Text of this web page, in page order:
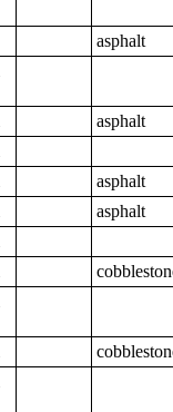
asphalt
asphalt
asphalt
asphalt